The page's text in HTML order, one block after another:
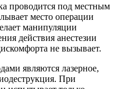
проводится под местным
место операции
манипуляции
действия анестезии
не вызывает.
являются лазерное,
При